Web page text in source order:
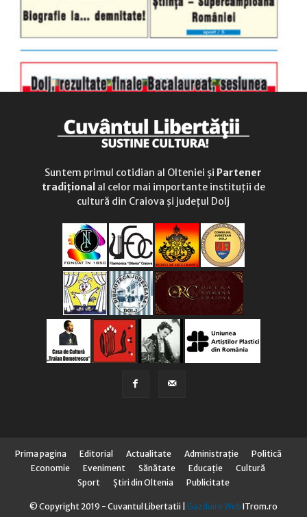
Suntem primul cotidian al Olteniei și Partener
tradițional al celor mai importante instituții de
cultură din Craiova și județul Dolj
Prima pagina Editorial Actualitate Administraţie
Politică
Economie
Eveniment Sănătate Educaţie
Cultură
Sport
Știri din Oltenia Publicitate
© Copyright 2019 - Cuvantul Libertatii | Gazduire Web ITrom.ro